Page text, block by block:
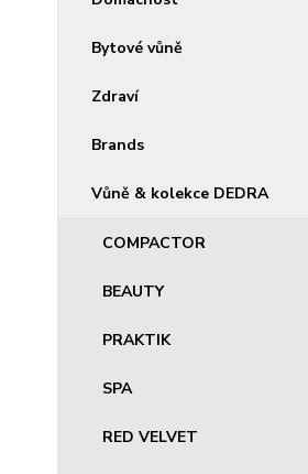
Bytové vůně
Zdraví
Brands
Vůně & kolekce DEDRA
COMPACTOR
BEAUTY
PRAKTIK
SPA
RED VELVET